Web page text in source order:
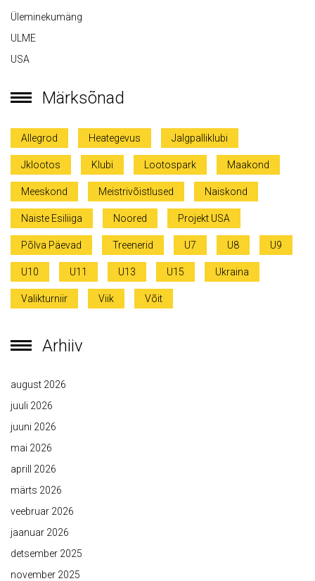
Üleminekumäng
ULME
USA
Märksõnad
Allegrod Heategevus Jalgpalliklubi
Jklootos Klubi Lootospark Maakond
Meeskond Meistrivõistlused Naiskond
Naiste Esiliiga Noored Projekt USA
Põlva Päevad Treenerid U7 U8 U9
U10 U11 U13 U15 Ukraina
Valikturniir Viik Võit
Arhiiv
august 2026
juuli 2026
juuni 2026
mai 2026
aprill 2026
märts 2026
veebruar 2026
jaanuar 2026
detsember 2025
november 2025